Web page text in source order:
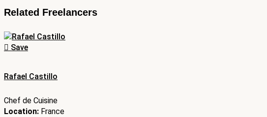
Related Freelancers
Save
Rafael Castillo
Chef de Cuisine
Location: France